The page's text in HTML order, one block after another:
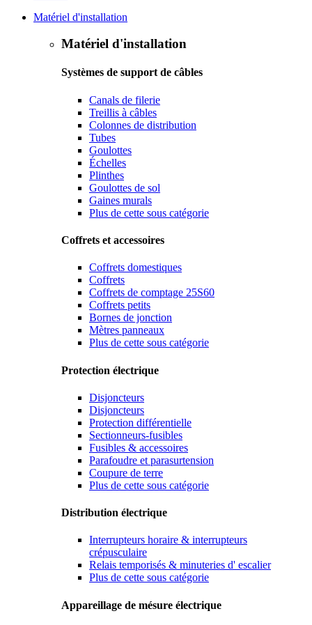
Matériel d'installation
Matériel d'installation
Systèmes de support de câbles
Canals de filerie
Treillis à câbles
Colonnes de distribution
Tubes
Goulottes
Échelles
Plinthes
Goulottes de sol
Gaines murals
Plus de cette sous catégorie
Coffrets et accessoires
Coffrets domestiques
Coffrets
Coffrets de comptage 25S60
Coffrets petits
Bornes de jonction
Mètres panneaux
Plus de cette sous catégorie
Protection électrique
Disjoncteurs
Disjoncteurs
Protection différentielle
Sectionneurs-fusibles
Fusibles & accessoires
Parafoudre et parasurtension
Coupure de terre
Plus de cette sous catégorie
Distribution électrique
Interrupteurs horaire & interrupteurs
crépusculaire
Relais temporisés & minuteries d' escalier
Plus de cette sous catégorie
Appareillage de mésure électrique